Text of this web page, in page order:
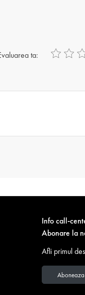
ta:
Info call-
Abonare la
Afli primul